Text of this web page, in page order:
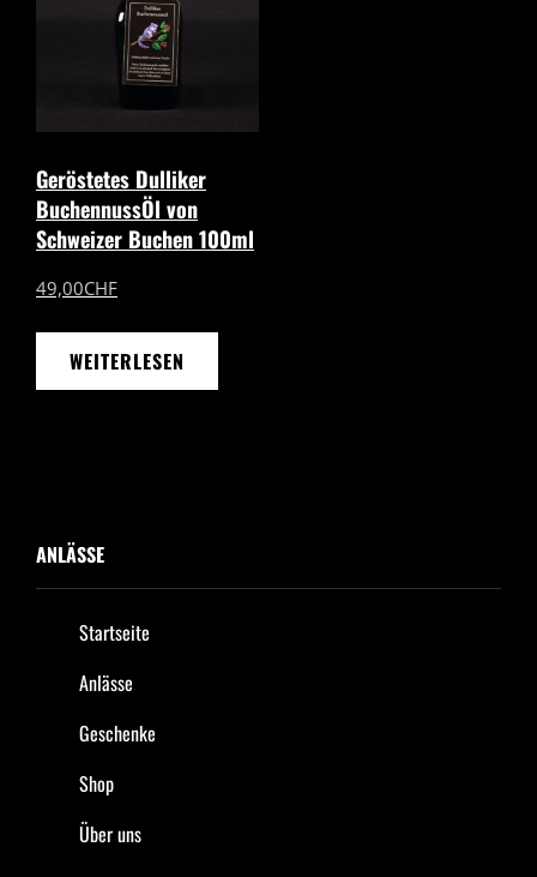
Geröstetes Dulliker
BuchennussÖl von
Schweizer Buchen 100ml
49,00CHF
WEITERLESEN
ANLÄSSE
Startseite
Anlässe
Geschenke
Shop
Über uns